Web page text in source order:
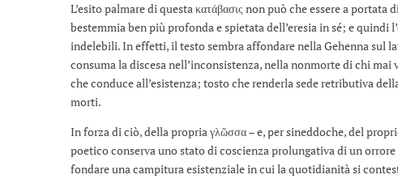
L’esito palmare di questa κατάβασις non può che essere a
bestemmia ben più profonda e spietata dell’eresia in sé; e quindi
indelebili. In effetti, il testo sembra affondare nella Gehenna sul
consuma la discesa nell’inconsistenza, nella nonmorte di chi
che conduce all’esistenza; tosto che renderla sede retributiva
morti.
In forza di ciò, della propria γλῶσσα – e, per sineddoche, del
poetico conserva uno stato di coscienza prolungativa di un
fondare una campitura esistenziale in cui la quotidianità si